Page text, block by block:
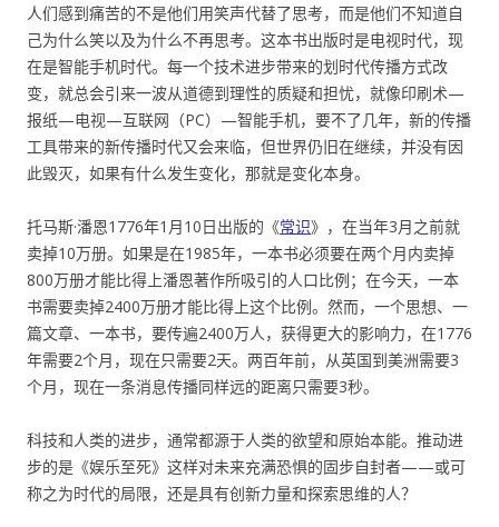
人们感到痛苦的不是他们用笑声代替了思考，而是他们不知道自
己为什么笑以及为什么不再思考。这本书出版时是电视时代，现
在是智能手机时代。每一个技术进步带来的划时代传播方式改
变，就总会引来一波从道德到理性的质疑和担忧，就像印刷术—
报纸—电视—互联网（PC）—智能手机，要不了几年，新的传播
工具带来的新传播时代又会来临，但世界仍旧在继续，并没有因
此毁灭，如果有什么发生变化，那就是变化本身。
托马斯·潘恩1776年1月10日出版的《常识》，在当年3月之前就
卖掉10万册。如果是在1985年，一本书必须要在两个月内卖掉
800万册才能比得上潘恩著作所吸引的人口比例；在今天，一本
书需要卖掉2400万册才能比得上这个比例。然而，一个思想、一
篇文章、一本书，要传遍2400万人，获得更大的影响力，在1776
年需要2个月，现在只需要2天。两百年前，从英国到美洲需要3
个月，现在一条消息传播同样远的距离只需要3秒。
科技和人类的进步，通常都源于人类的欲望和原始本能。推动进
步的是《娱乐至死》这样对未来充满恐惧的固步自封者——或可
称之为时代的局限，还是具有创新力量和探索思维的人？